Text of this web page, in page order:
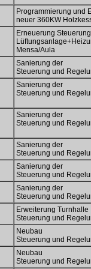
Programmierung und
neuer 360KW
Erneuerung
Mensa/Aula
Sanierung der
Steuerung und
Sanierung der
Steuerung und
Sanierung der
Steuerung und
Sanierung der
Steuerung und
Sanierung der
Steuerung und
Sanierung der
Steuerung und
Erweiterung Turnhalle
Steuerung und
Neubau
Steuerung und
Neubau
Steuerung und